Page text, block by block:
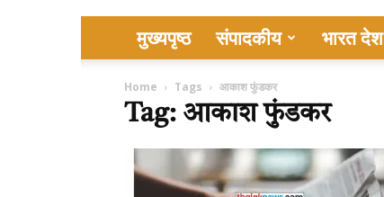
मुख्यपृष्ठ संपादकीय भारत देश
Home Tags आकाश फुंडकर
Tag: आकाश फुंडकर